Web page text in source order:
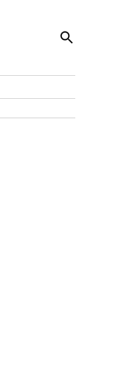
Open
Search